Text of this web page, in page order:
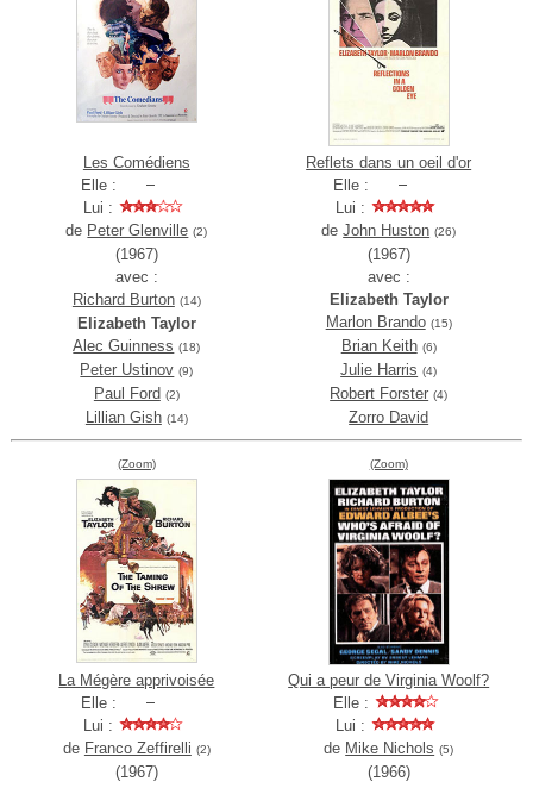
Les Comédiens
Elle :
Lui :
de Peter Glenville (2)
(1967)
avec :
Richard Burton (14)
Elizabeth Taylor
Alec Guinness (18)
Peter Ustinov (9)
Paul Ford (2)
Lillian Gish (14)
Reflets dans un oeil d'or
Elle :
Lui :
deJohn Huston (26)
(1967)
avec :
Elizabeth Taylor
Marlon Brando (15)
Brian Keith (6)
Julie Harris (4)
Robert Forster (4)
Zorro David
(Zoom)
La Mégère apprivoisée
Elle :
Lui :
de Franco Zeffirelli (2)
(1967)
(Zoom)
Qui a peur de Virginia Woolf?
Elle :
Lui :
de Mike Nichols (5)
(1966)